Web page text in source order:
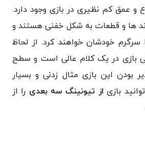
و عمق کم نظیری در بازی وجود دارد.
ها و قطعات به شکل خفنی هستند و
خودشان خواهند کرد. از لحاظ
بازی در یک کلام عالی است و سطح
بودن این بازی مثال زدنی و بسیار
بازی از تیونینگ سه بعدی را از